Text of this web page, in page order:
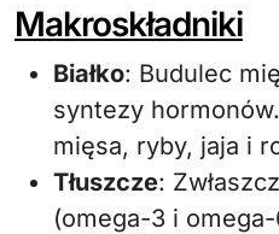
Makroskładniki
Białko: Budulec
syntezy
mięsa, ryby, jaja i
Tłuszcze:
(omega-3 i